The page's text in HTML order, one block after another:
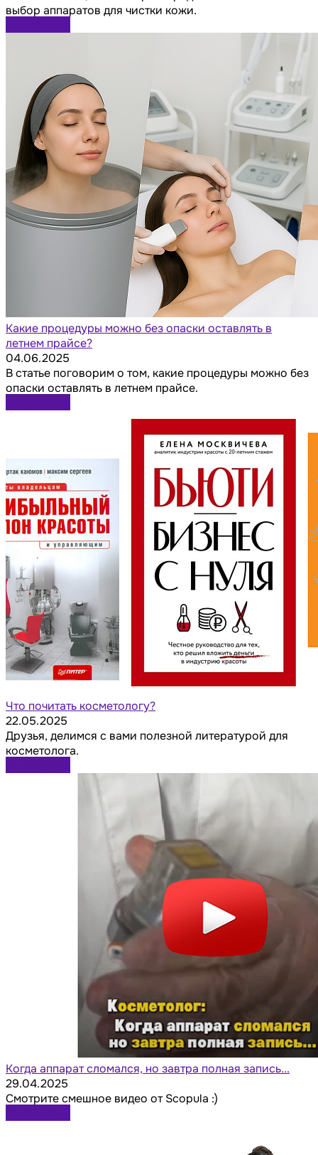
выбор аппаратов для чистки кожи.
Какие процедуры можно без опаски оставлять в
летнем прайсе?
04.06.2025
В статье поговорим о том, какие процедуры можно без
опаски оставлять в летнем прайсе.
Что почитать косметологу?
22.05.2025
Друзья, делимся с вами полезной литературой для
косметолога.
Когда аппарат сломался, но завтра полная запись...
29.04.2025
Смотрите смешное видео от Scopula :)